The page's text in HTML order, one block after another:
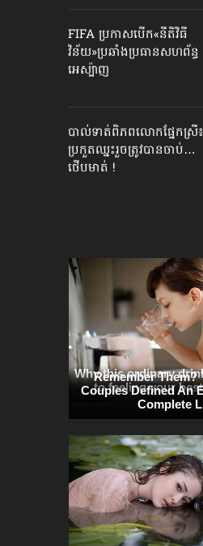
FIFA ប្រកាសបើក​«នីតិវិធី
វិន័យ»​ប្រឆាំងប្រធានសហព័ន្ធ​
អេស្ប៉ាញ
បាល់ទាត់​ពិភពលោក​ផ្នែកស្រី៖
ប្រកួតឈ្នះរួច​ត្រូវបានចាប់…
ថើបមាត់ !